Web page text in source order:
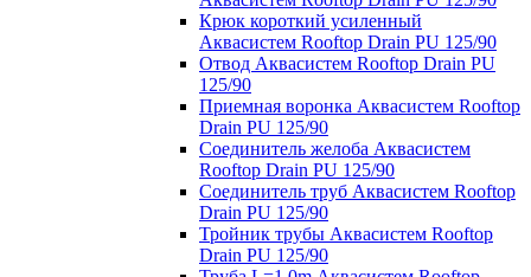
Крюк короткий усиленный
Аквасистем Rooftop Drain PU 125/90
Отвод Аквасистем Rooftop Drain PU
125/90
Приемная воронка Аквасистем Rooftop
Drain PU 125/90
Соединитель желоба Аквасистем
Rooftop Drain PU 125/90
Соединитель труб Аквасистем Rooftop
Drain PU 125/90
Тройник трубы Аквасистем Rooftop
Drain PU 125/90